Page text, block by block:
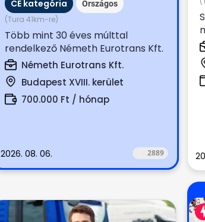
Ft.)
CE kategória Országos
(Tura 41km-re)
Több mint 30 éves múlttal
rendelkező Németh Eurotrans Kft.
keresi magára és munkájára
igényes, tapasztalt...
Németh Eurotrans Kft.
Budapest XVIII. kerület
700.000 Ft / hónap
2026. 08. 06. 2889